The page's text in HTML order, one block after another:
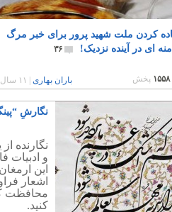
کردن ملت شهید پرور برای خبر مرگ
ای در آینده نزدیک!
۳۶
۱۵۵۸ پخش باران بهاری ۱۱ سال پیش
نگارشِ
نگارنده
و ادبیات
این
اشعار
محافظت
کنید.